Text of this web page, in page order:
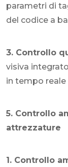
parametri di
del codice a
3. Controllo
visiva
in tempo
5. Controllo
attrezzature
1. Controllo